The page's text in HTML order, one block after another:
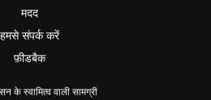
मदद
हमसे संपर्क करें
फ़ीडबैक
के स्वामित्व वाली सामग्री